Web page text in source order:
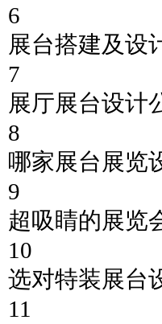
6
展台搭建及设
7
展厅展台设计
8
哪家展台展览
9
超吸睛的展览
10
选对特装展台
11